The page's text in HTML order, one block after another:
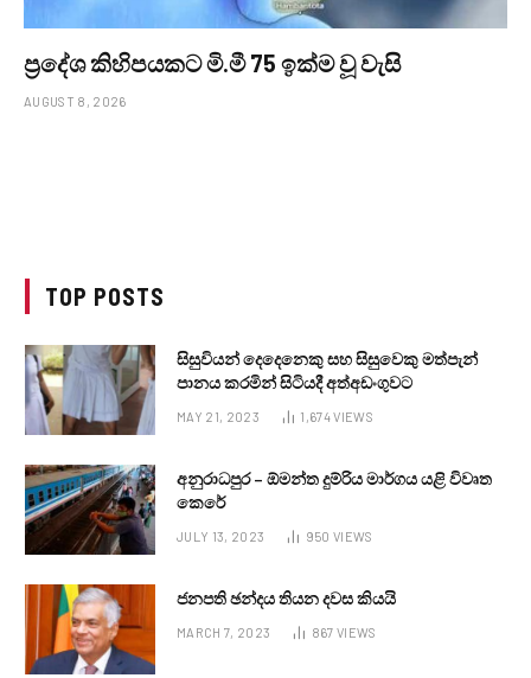
ප්‍රදේශ කිහිපයකට මි.මී 75 ඉක්ම වූ වැසි
AUGUST 8, 2026
TOP POSTS
සිසුවියන් දෙදෙනෙකු සහ සිසුවෙකු මත්පැන්
පානය කරමින් සිටියදී අත්අඩංගුවට
MAY 21, 2023 1,674VIEWS
අනුරාධපුර – ඕමන්ත දුම්රිය මාර්ගය යළි විවෘත
කෙරේ
JULY 13, 2023 950 VIEWS
ජනපති ඡන්දය තියන දවස කියයි
MARCH 7, 2023 867 VIEWS